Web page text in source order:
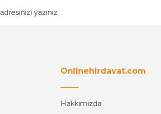
Yetkiliye Gönder
Onlinehirdavat.com
Hakkımızda